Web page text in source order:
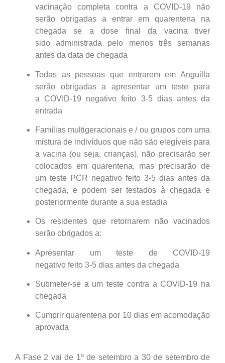
vacinação completa contra a COVID-19 não
serão obrigadas a entrar em quarentena na
chegada se a dose final da vacina tiver
sido administrada pelo menos três semanas
antes da data de chegada
Todas as pessoas que entrarem em Anguilla
serão obrigadas a apresentar um teste para
a COVID-19 negativo feito 3-5 dias antes da
entrada
Famílias multigeracionais e / ou grupos com uma
mistura de indivíduos que não são elegíveis para
a vacina (ou seja, crianças), não precisarão ser
colocados em quarentena, mas precisarão de
um teste PCR negativo feito 3-5 dias antes da
chegada, e podem ser testados à chegada e
posteriormente durante a sua estadia
Os residentes que retornarem não vacinados
serão obrigados a:
Apresentar um teste de COVID-19
negativo feito 3-5 dias antes da chegada
Submeter-se a um teste contra a COVID-19 na
chegada
Cumprir quarentena por 10 dias em acomodação
aprovada
A Fase 2 vai de 1º de setembro a 30 de setembro de